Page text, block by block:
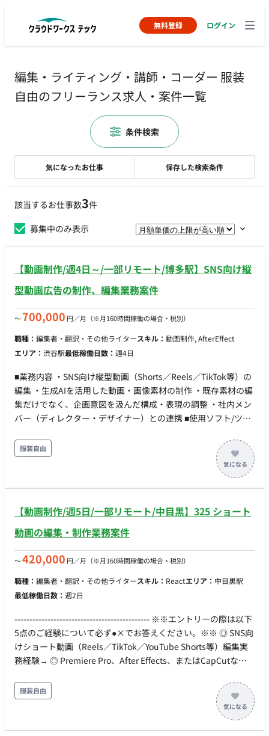
無料登録 ログイン
編集・ライティング・講師・コーダー 服装
自由のフリーランス求人・案件一覧
該当するお仕事数3件
募集中のみ表示
【動画制作/週4日～/一部リモート/博多駅】SNS向け縦
型動画広告の制作、編集業務案件
〜700,000 円／月 （※月160時間稼働の場合・税別）
職種： 編集者・翻訳・その他ライタースキル： 動画制作, AfterEffect
エリア： 渋谷駅最低稼働日数： 週4日
■業務内容 ・SNS向け縦型動画（Shorts／Reels／TikTok等）の
編集 ・生成AIを活用した動画・画像素材の制作 ・既存素材の編
集だけでなく、企画意図を汲んだ構成・表現の調整 ・社内メン
バー（ディレクター・デザイナー）との連携 ■使用ソフト/ツー
り ※生成AIの知見があり、新しいツールをキャッチアップでき
れば入社後習得でもOK ■働き方 ・週4日以上 ・一部リモート
服装自由
【動画制作/週5日/一部リモート/中目黒】325 ショート
動画の編集・制作業務案件
〜420,000 円／月 （※月160時間稼働の場合・税別）
職種： 編集者・翻訳・その他ライタースキル： Reactエリア： 中目黒駅
最低稼働日数： 週2日
--------------------------------------------- ※※エントリーの際は以下
5点のご経験について必ず●×でお答えください。※※ ◎ SNS向
けショート動画（Reels／TikTok／YouTube Shorts等）編集実
務経験→ ◎ Premiere Pro、After Effects、またはCapCutなど
た動画構成の経験→ ◎ クライアント支給素材をもとにした構
成・演出対応→ ◎ 中目黒オフィスへ週1日以上出社可否→ ------
メ・店舗型サロンを商材として取り扱うクライアント向けに、
服装自由
気になったお仕事 保存した検索条件
条件検索